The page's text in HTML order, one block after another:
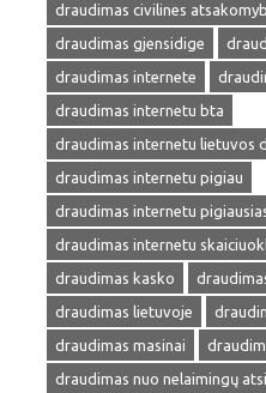
draudimas civilines
draudimas gjensidige
draudimas internete
draudimas internetu bta
draudimas internetu lietuvos
draudimas internetu pigiau
draudimas internetu
draudimas internetu
draudimas kasko
draudimas lietuvoje
draudimas masinai
draudimas nuo nelaimingų